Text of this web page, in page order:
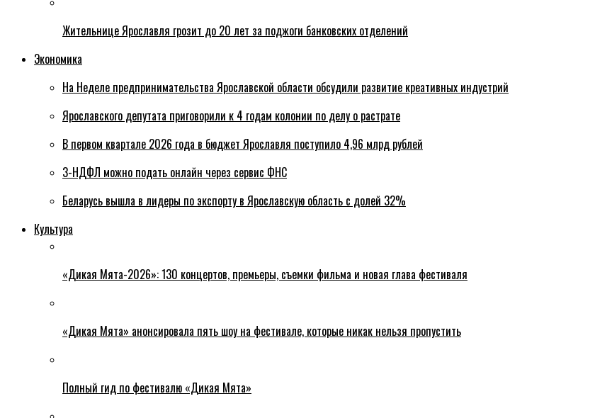
Жительнице Ярославля грозит до 20 лет за поджоги банковских отделений
Экономика
На Неделе предпринимательства Ярославской области обсудили развитие креативных индустрий
Ярославского депутата приговорили к 4 годам колонии по делу о растрате
В первом квартале 2026 года в бюджет Ярославля поступило 4,96 млрд рублей
3-НДФЛ можно подать онлайн через сервис ФНС
Беларусь вышла в лидеры по экспорту в Ярославскую область с долей 32%
Культура
«Дикая Мята-2026»: 130 концертов, премьеры, съемки фильма и новая глава фестиваля
«Дикая Мята» анонсировала пять шоу на фестивале, которые никак нельзя пропустить
Полный гид по фестивалю «Дикая Мята»